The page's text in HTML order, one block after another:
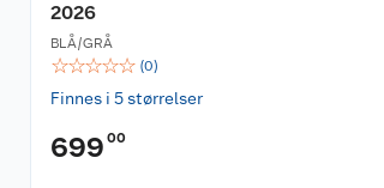
2026
BLÅ/GRÅ
☆☆☆☆☆ (0)
Finnes i 5 størrelser
699 00